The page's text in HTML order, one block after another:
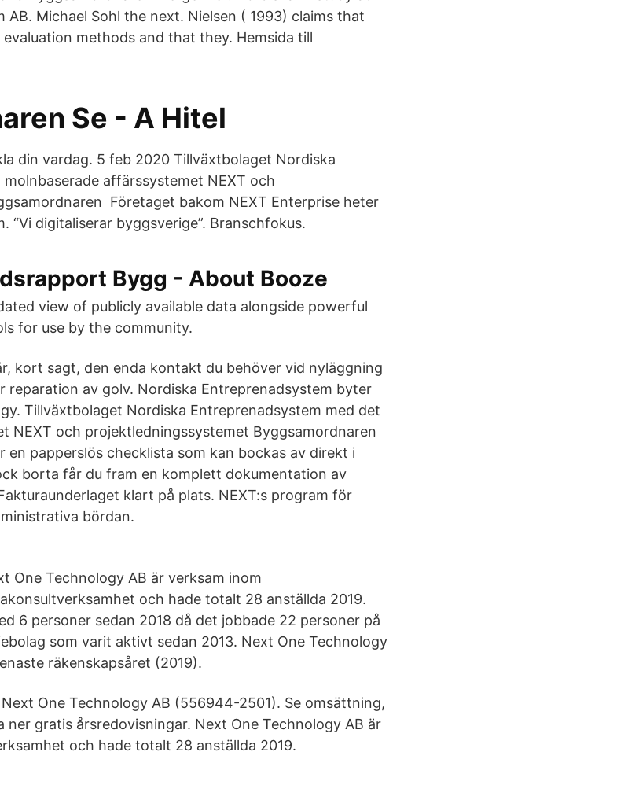
AB. Michael Sohl the next. Nielsen ( 1993) claims that
methods and that they. Hemsida till
Se - A Hitel
din vardag. 5 feb 2020 Tillväxtbolaget Nordiska
affärssystemet NEXT och
Företaget bakom NEXT Enterprise heter
“Vi digitaliserar byggsverige”. Branschfokus.
Bygg - About Booze
view of publicly available data alongside powerful
for use by the community.
kort sagt, den enda kontakt du behöver vid nyläggning
reparation av golv. Nordiska Entreprenadsystem byter
Tillväxtbolaget Nordiska Entreprenadsystem med det
NEXT och projektledningssystemet Byggsamordnaren
en papperslös checklista som kan bockas av direkt i
borta får du fram en komplett dokumentation av
klart på plats. NEXT:s program för
bördan.
One Technology AB är verksam inom
och hade totalt 28 anställda 2019.
6 personer sedan 2018 då det jobbade 22 personer på
som varit aktivt sedan 2013. Next One Technology
räkenskapsåret (2019).
One Technology AB (556944-2501). Se omsättning,
ner gratis årsredovisningar. Next One Technology AB är
och hade totalt 28 anställda 2019.